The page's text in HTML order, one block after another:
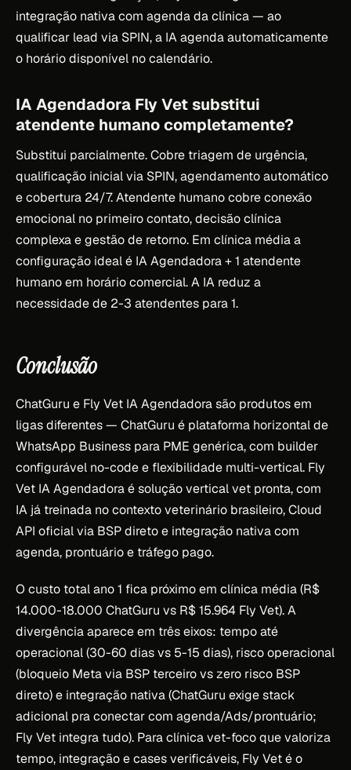
integração nativa com agenda da clínica — ao
qualificar lead via SPIN, a IA agenda automaticamente
o horário disponível no calendário.
IA Agendadora Fly Vet substitui
atendente humano completamente?
Substitui parcialmente. Cobre triagem de urgência,
qualificação inicial via SPIN, agendamento automático
e cobertura 24/7. Atendente humano cobre conexão
emocional no primeiro contato, decisão clínica
complexa e gestão de retorno. Em clínica média a
configuração ideal é IA Agendadora + 1 atendente
humano em horário comercial. A IA reduz a
necessidade de 2-3 atendentes para 1.
Conclusão
ChatGuru e Fly Vet IA Agendadora são produtos em
ligas diferentes — ChatGuru é plataforma horizontal de
WhatsApp Business para PME genérica, com builder
configurável no-code e flexibilidade multi-vertical. Fly
Vet IA Agendadora é solução vertical vet pronta, com
IA já treinada no contexto veterinário brasileiro, Cloud
API oficial via BSP direto e integração nativa com
agenda, prontuário e tráfego pago.
O custo total ano 1 fica próximo em clínica média (R$
14.000-18.000 ChatGuru vs R$ 15.964 Fly Vet). A
divergência aparece em três eixos: tempo até
operacional (30-60 dias vs 5-15 dias), risco operacional
(bloqueio Meta via BSP terceiro vs zero risco BSP
direto) e integração nativa (ChatGuru exige stack
adicional pra conectar com agenda/Ads/prontuário;
Fly Vet integra tudo). Para clínica vet-foco que valoriza
tempo, integração e cases verificáveis, Fly Vet é o